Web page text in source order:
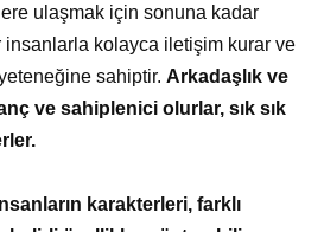
ulaşmak için sonuna kadar
insanlarla kolayca iletişim kurar ve
sahiptir. Arkadaşlık ve
ve sahiplenici olurlar, sık sık
karakterleri, farklı